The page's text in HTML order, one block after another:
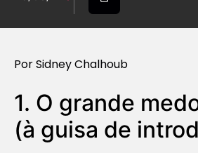
Por Sidney Chalhoub
1. O grande
(à guisa de